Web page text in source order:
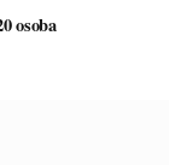
osoba